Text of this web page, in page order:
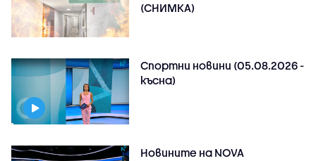
(СНИМКА)
Спортни новини (05.08.2026 -
късна)
Новините на NOVA